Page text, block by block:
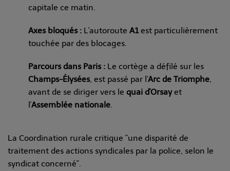
capitale ce matin.
Axes bloqués : L'autoroute A1est particulièrement
touchée par des blocages.
Parcours dans Paris : Le cortège a défilé sur les
Champs-Élysées, est passé par l'Arc de Triomphe,
avant de se diriger vers le quai d'Orsayet
l'Assemblée nationale.
La Coordination rurale critique "une disparité de
traitement des actions syndicales par la police, selon le
syndicat concerné".